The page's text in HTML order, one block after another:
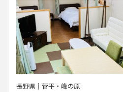
長野県│菅平・峰の原